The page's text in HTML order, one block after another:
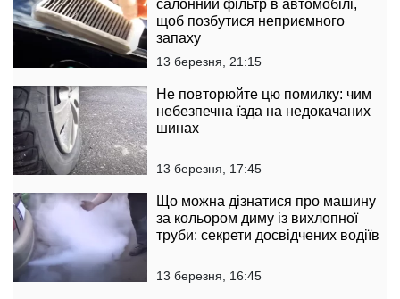
салонний фільтр в автомобілі,
щоб позбутися неприємного
запаху
13 березня, 21:15
Не повторюйте цю помилку: чим
небезпечна їзда на недокачаних
шинах
13 березня, 17:45
Що можна дізнатися про машину
за кольором диму із вихлопної
труби: секрети досвідчених водіїв
13 березня, 16:45